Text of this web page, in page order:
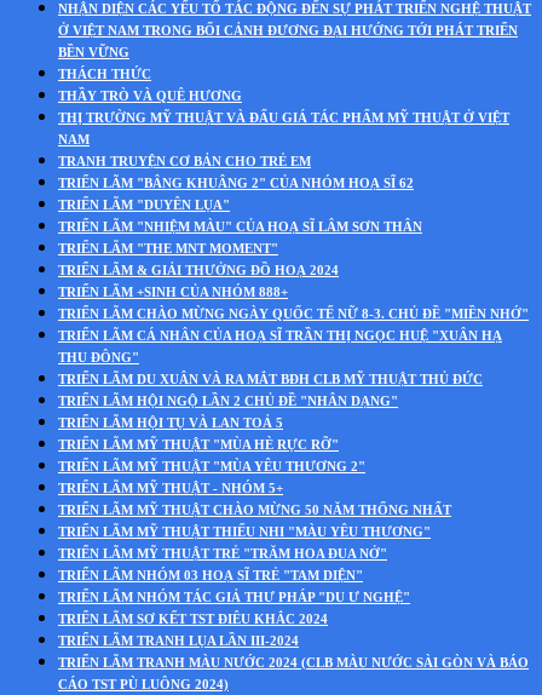
NHẬN DIỆN CÁC YẾU TỐ TÁC ĐỘNG ĐẾN SỰ PHÁT TRIỂN NGHỆ THUẬT
Ở VIỆT NAM TRONG BỐI CẢNH ĐƯƠNG ĐẠI HƯỚNG TỚI PHÁT TRIỂN
BỀN VỮNG
THÁCH THỨC
THẦY TRÒ VÀ QUÊ HƯƠNG
THỊ TRƯỜNG MỸ THUẬT VÀ ĐẤU GIÁ TÁC PHẨM MỸ THUẬT Ở VIỆT
NAM
TRANH TRUYỆN CƠ BẢN CHO TRẺ EM
TRIỂN LÃM "BÂNG KHUÂNG 2" CỦA NHÓM HOẠ SĨ 62
TRIỂN LÃM "DUYÊN LỤA"
TRIỂN LÃM "NHIỆM MÀU" CỦA HOẠ SĨ LÂM SƠN THÂN
TRIỂN LÃM "THE MNT MOMENT"
TRIỂN LÃM & GIẢI THƯỞNG ĐỒ HOẠ 2024
TRIỂN LÃM +SINH CỦA NHÓM 888+
TRIỂN LÃM CHÀO MỪNG NGÀY QUỐC TẾ NỮ 8-3. CHỦ ĐỀ "MIỀN NHỚ"
TRIỂN LÃM CÁ NHÂN CỦA HOẠ SĨ TRẦN THỊ NGỌC HUỆ "XUÂN HẠ
THU ĐÔNG"
TRIỂN LÃM DU XUÂN VÀ RA MẮT BĐH CLB MỸ THUẬT THỦ ĐỨC
TRIỂN LÃM HỘI NGỘ LẦN 2 CHỦ ĐỀ "NHÂN DẠNG"
TRIỂN LÃM HỘI TỤ VÀ LAN TOẢ 5
TRIỂN LÃM MỸ THUẬT "MÙA HÈ RỰC RỠ"
TRIỂN LÃM MỸ THUẬT "MÙA YÊU THƯƠNG 2"
TRIỂN LÃM MỸ THUẬT - NHÓM 5+
TRIỂN LÃM MỸ THUẬT CHÀO MỪNG 50 NĂM THỐNG NHẤT
TRIỂN LÃM MỸ THUẬT THIẾU NHI "MÀU YÊU THƯƠNG"
TRIỂN LÃM MỸ THUẬT TRẺ "TRĂM HOA ĐUA NỞ"
TRIỂN LÃM NHÓM 03 HOẠ SĨ TRẺ "TAM DIỆN"
TRIỂN LÃM NHÓM TÁC GIẢ THƯ PHÁP "DU Ư NGHỆ"
TRIỂN LÃM SƠ KẾT TST ĐIÊU KHẮC 2024
TRIỂN LÃM TRANH LỤA LẦN III-2024
TRIỂN LÃM TRANH MÀU NƯỚC 2024 (CLB MÀU NƯỚC SÀI GÒN VÀ BÁO
CÁO TST PÙ LUÔNG 2024)